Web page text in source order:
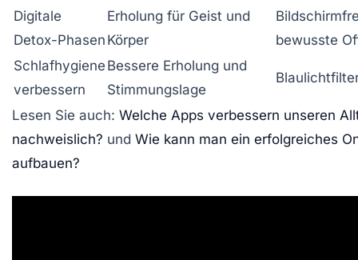
Digitale
Detox-Phasen
Erholung für Geist und
Körper
bewusste
Schlafhygiene
verbessern
Bessere Erholung und
Stimmungslage
Lesen Sie auch: Welche Apps verbessern unseren
nachweislich? und Wie kann man ein erfolgreiches
aufbauen?